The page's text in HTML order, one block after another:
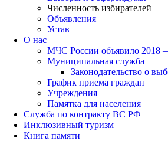
Численность избирателей
Объявления
Устав
О нас
МЧС России объявило 2018
Муниципальная служба
Законодательство о
График приема граждан
Учреждения
Памятка для населения
Служба по контракту ВС РФ
Инклюзивный туризм
Книга памяти